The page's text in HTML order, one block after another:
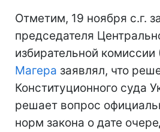
Отметим, 19 ноября с.г.
председателя
избирательной
Магера заявлял, что
Конституционного суда
решает вопрос
норм закона о дате